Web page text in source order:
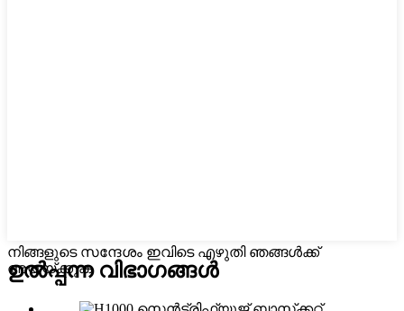
നിങ്ങളുടെ സന്ദേശം ഇവിടെ എഴുതി ഞങ്ങൾക്ക്
അയയ്ക്കുക
ഉൽപ്പന്ന വിഭാഗങ്ങൾ